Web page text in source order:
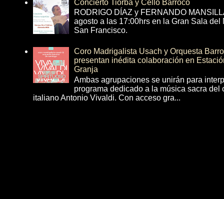
Concierto Tiorba y Cello Barroco
RODRIGO DÍAZ y FERNANDO
agosto a las 17:00hrs en la Gran Sala
San Francisco.
Coro Madrigalista Usach y Orquesta
presentan inédita colaboración en
Granja
Ambas agrupaciones se unirán para
programa dedicado a la música sacra del
italiano Antonio Vivaldi. Con acceso gra...